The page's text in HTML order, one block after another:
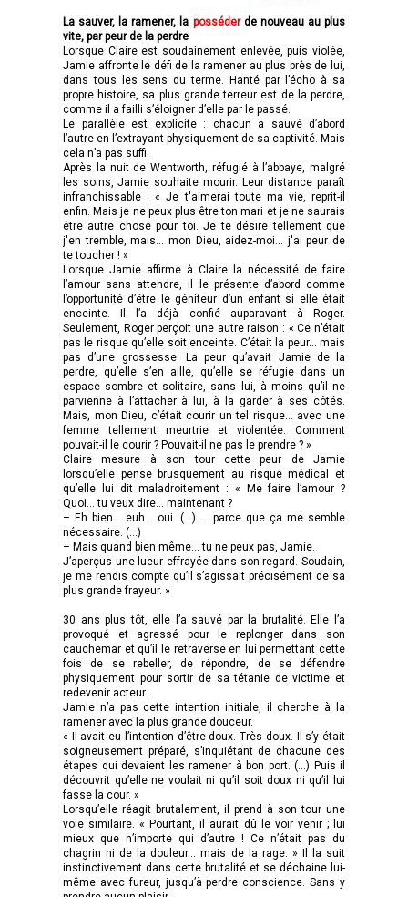
La sauver, la ramener, la posséderde nouveau au plus
vite, par peur de la perdre
Lorsque Claire est soudainement enlevée, puis violée,
Jamie affronte le défi de la ramener au plus près de lui,
dans tous les sens du terme. Hanté par l’écho à sa
propre histoire, sa plus grande terreur est de la perdre,
comme il a failli s’éloigner d’elle par le passé.
Le parallèle est explicite : chacun a sauvé d’abord
l’autre en l’extrayant physiquement de sa captivité. Mais
cela n’a pas suffi.
Après la nuit de Wentworth, réfugié à l’abbaye, malgré
les soins, Jamie souhaite mourir. Leur distance paraît
infranchissable : « Je t'aimerai toute ma vie, reprit-il
enfin. Mais je ne peux plus être ton mari et je ne saurais
être autre chose pour toi. Je te désire tellement que
j'en tremble, mais... mon Dieu, aidez-moi... j'ai peur de
te toucher ! »
Lorsque Jamie affirme à Claire la nécessité de faire
l’amour sans attendre, il le présente d’abord comme
l’opportunité d’être le géniteur d’un enfant si elle était
enceinte. Il l’a déjà confié auparavant à Roger.
Seulement, Roger perçoit une autre raison : « Ce n’était
pas le risque qu’elle soit enceinte. C’était la peur… mais
pas d’une grossesse. La peur qu’avait Jamie de la
perdre, qu’elle s’en aille, qu’elle se réfugie dans un
espace sombre et solitaire, sans lui, à moins qu’il ne
parvienne à l’attacher à lui, à la garder à ses côtés.
Mais, mon Dieu, c’était courir un tel risque… avec une
femme tellement meurtrie et violentée. Comment
pouvait-il le courir ? Pouvait-il ne pas le prendre ? »
Claire mesure à son tour cette peur de Jamie
lorsqu’elle pense brusquement au risque médical et
qu’elle lui dit maladroitement : « Me faire l’amour ?
Quoi… tu veux dire… maintenant ?
– Eh bien… euh… oui. (…) … parce que ça me semble
nécessaire. (…)
– Mais quand bien même… tu ne peux pas, Jamie.
J’aperçus une lueur effrayée dans son regard. Soudain,
je me rendis compte qu’il s’agissait précisément de sa
plus grande frayeur. »
30 ans plus tôt, elle l’a sauvé par la brutalité. Elle l’a
provoqué et agressé pour le replonger dans son
cauchemar et qu’il le retraverse en lui permettant cette
fois de se rebeller, de répondre, de se défendre
physiquement pour sortir de sa tétanie de victime et
redevenir acteur.
Jamie n’a pas cette intention initiale, il cherche à la
ramener avec la plus grande douceur.
« Il avait eu l’intention d’être doux. Très doux. Il s’y était
soigneusement préparé, s’inquiétant de chacune des
étapes qui devaient les ramener à bon port. (…) Puis il
découvrit qu’elle ne voulait ni qu’il soit doux ni qu’il lui
fasse la cour. »
Lorsqu’elle réagit brutalement, il prend à son tour une
voie similaire. « Pourtant, il aurait dû le voir venir ; lui
mieux que n’importe qui d’autre ! Ce n’était pas du
chagrin ni de la douleur… mais de la rage. » Il la suit
instinctivement dans cette brutalité et se déchaine lui-
même avec fureur, jusqu’à perdre conscience. Sans y